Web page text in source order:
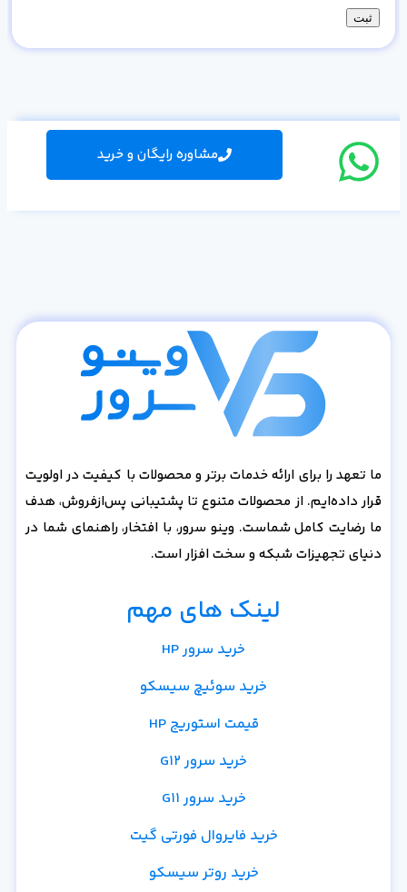
مشاوره رایگان و خرید
ما تعهد را برای ارائه خدمات برتر و محصولات با کیفیت در اولویت
قرار داده‌ایم. از محصولات متنوع تا پشتیبانی پس‌از‌فروش، هدف
ما رضایت کامل شماست. وینو سرور، با افتخار، راهنمای شما در
دنیای تجهیزات شبکه و سخت افزار است.
لینک های مهم
خرید سرور HP
خرید سوئیچ سیسکو
قیمت استوریج HP
خرید سرور G12
خرید سرور G11
خرید فایروال فورتی گیت
خرید روتر سیسکو